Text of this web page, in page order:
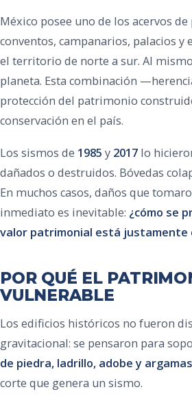
México posee uno de los acervos
conventos, campanarios, palacios
el territorio de norte a sur. Al
planeta. Esta combinación
protección del patrimonio
conservación en el país.
Los sismos de 1985 y 2017 lo
dañados o destruidos. Bóvedas
En muchos casos, daños que
inmediato es inevitable: ¿cómo se
valor patrimonial está justamente
POR QUÉ EL
VULNERABLE
Los edificios históricos no fueron
gravitacional: se pensaron para
de piedra, ladrillo, adobe y
corte que genera un sismo.